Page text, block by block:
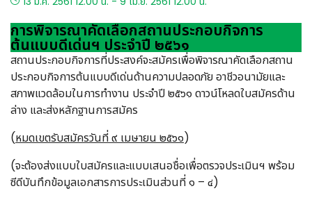
การพิจารณาคัดเลือกสถานประกอบกิจการ
ต้นแบบดีเด่นฯ ประจำปี ๒๕๖๑
สถานประกอบกิจการที่ประสงค์จะสมัครเพื่อพิจารณาคัดเลือกสถาน
ประกอบกิจการต้นแบบดีเด่นด้านความปลอดภัย อาชีวอนามัยและ
สภาพแวดล้อมในการทำงาน ประจำปี ๒๕๖๑ ดาวน์โหลดใบสมัครด้าน
ล่าง และส่งหลักฐานการสมัคร
(หมดเขตรับสมัครวันที่ ๙ เมษายน ๒๕๖๑)
(จะต้องส่งแบบใบสมัครและแบบเสนอชื่อเพื่อตรวจประเมินฯ พร้อม
ซีดีบันทึกข้อมูลเอกสารการประเมินส่วนที่ ๑ – ๔)